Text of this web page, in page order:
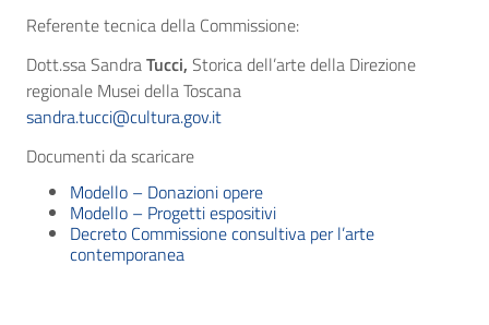
Referente tecnica della Commissione:
Dott.ssa SandraTucci, Storica dell’arte della Direzione
regionale Musei della Toscana
sandra.tucci@cultura.gov.it
Documenti da scaricare
Modello – Donazioni opere
Modello – Progetti espositivi
Decreto Commissione consultiva per l’arte
contemporanea